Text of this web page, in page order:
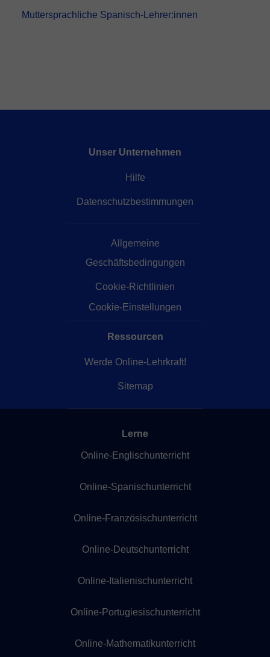
Muttersprachliche Spanisch-Lehrer:innen
Unser Unternehmen
Hilfe
Datenschutzbestimmungen
Allgemeine
Geschäftsbedingungen
Cookie-Richtlinien
Cookie-Einstellungen
Ressourcen
Werde Online-Lehrkraft!
Sitemap
Lerne
Online-Englischunterricht
Online-Spanischunterricht
Online-Französischunterricht
Online-Deutschunterricht
Online-Italienischunterricht
Online-Portugiesischunterricht
Online-Mathematikunterricht